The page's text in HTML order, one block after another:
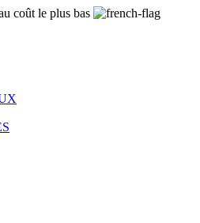
coût le plus bas